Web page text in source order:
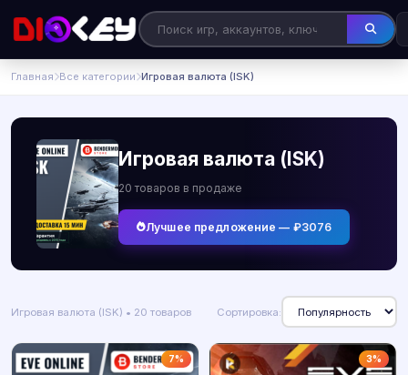
Главная Все категории Игровая валюта (ISK)
Игровая валюта (ISK)
20 товаров в продаже
Лучшее предложение — ₽3076
Игровая валюта (ISK) • 20 товаров Сортировка:
7% 3%